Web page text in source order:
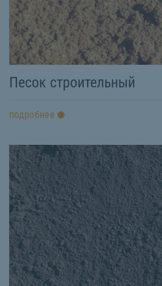
Песок строительный
подробнее